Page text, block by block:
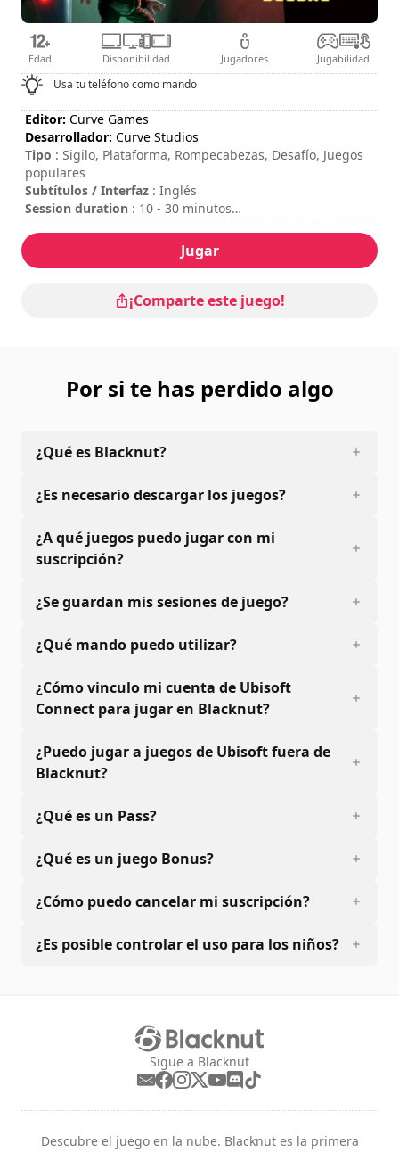
Edad Disponibilidad Jugadores Jugabilidad
Usa tu teléfono como mando
Editor: Curve Games
Desarrollador: Curve Studios
Tipo : Sigilo, Plataforma, Rompecabezas, Desafío, Juegos
populares
Subtítulos / Interfaz : Inglés
Session duration : 10 - 30 minutos
Dificultad
Valoración
: Eurogamer : 8/10
Jugar
¡Comparte este juego!
Por si te has perdido algo
¿Qué es Blacknut?
¿Es necesario descargar los juegos?
¿A qué juegos puedo jugar con mi
suscripción?
¿Se guardan mis sesiones de juego?
¿Qué mando puedo utilizar?
¿Cómo vinculo mi cuenta de Ubisoft
Connect para jugar en Blacknut?
¿Puedo jugar a juegos de Ubisoft fuera de
Blacknut?
¿Qué es un Pass?
¿Qué es un juego Bonus?
¿Cómo puedo cancelar mi suscripción?
¿Es posible controlar el uso para los niños?
Sigue a Blacknut
Descubre el juego en la nube. Blacknut es la primera